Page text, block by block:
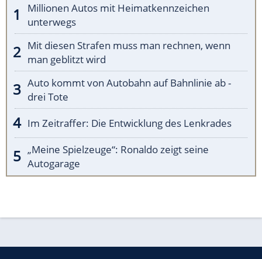
Millionen Autos mit Heimatkennzeichen
unterwegs
Mit diesen Strafen muss man rechnen, wenn
man geblitzt wird
Auto kommt von Autobahn auf Bahnlinie ab -
drei Tote
Im Zeitraffer: Die Entwicklung des Lenkrades
„Meine Spielzeuge“: Ronaldo zeigt seine
Autogarage